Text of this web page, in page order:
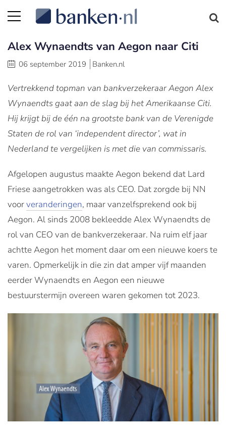
Alex Wynaendts van Aegon naar Citi
06 september 2019 Banken.nl
Vertrekkend topman van bankverzekeraar Aegon Alex
Wynaendts gaat aan de slag bij het Amerikaanse Citi.
Hij krijgt bij de één na grootste bank van de Verenigde
Staten de rol van ‘independent director’, wat in
Nederland te vergelijken is met die van commissaris.
Afgelopen augustus maakte Aegon bekend dat Lard
Friese aangetrokken was als CEO. Dat zorgde bij NN
voorveranderingen, maar vanzelfsprekend ook bij
Aegon. Al sinds 2008 bekleedde Alex Wynaendts de
rol van CEO van de bankverzekeraar. Na ruim elf jaar
achtte Aegon het moment daar om een nieuwe koers te
varen. Opmerkelijk in die zin dat amper vijf maanden
eerder Wynaendts en Aegon een nieuwe
bestuurstermijn overeen waren gekomen tot 2023.